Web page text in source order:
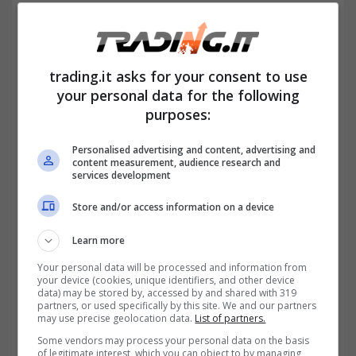
Come sopra detto l’Assegno unico
temporaneo può essere richiesto fino al 30
domanda entro il 30 settembre vengono
riconosciuti gli arretrati con decorrenza dal
mese di luglio. Per le presentazioni
successive, la prestazione riconosciuta parte
trading.it asks for your consent to use
your personal data for the following
purposes:
Personalised advertising and content, advertising and
content measurement, audience research and
services development
Store and/or access information on a device
Learn more
Your personal data will be processed and information from
your device (cookies, unique identifiers, and other device
data) may be stored by, accessed by and shared with 319
partners, or used specifically by this site. We and our partners
may use precise geolocation data. List of partners.
Some vendors may process your personal data on the basis
of legitimate interest, which you can object to by managing